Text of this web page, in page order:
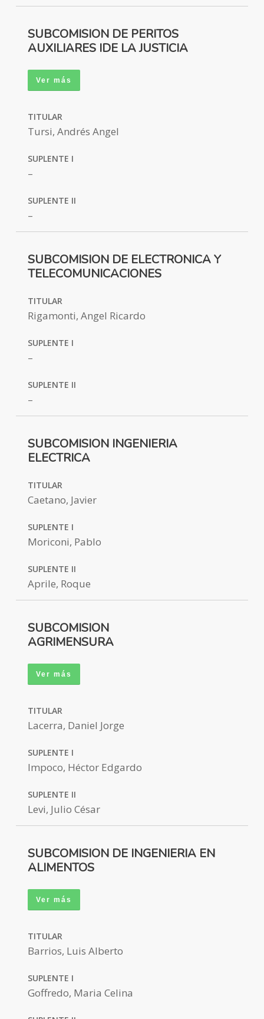
SUBCOMISION DE PERITOS
AUXILIARES IDE LA JUSTICIA
Ver más
TITULAR
Tursi, Andrés Angel
SUPLENTE I
–
SUPLENTE II
–
SUBCOMISION DE ELECTRONICA Y
TELECOMUNICACIONES
TITULAR
Rigamonti, Angel Ricardo
SUPLENTE I
–
SUPLENTE II
–
SUBCOMISION INGENIERIA
ELECTRICA
TITULAR
Caetano, Javier
SUPLENTE I
Moriconi, Pablo
SUPLENTE II
Aprile, Roque
SUBCOMISION
AGRIMENSURA
Ver más
TITULAR
Lacerra, Daniel Jorge
SUPLENTE I
Impoco, Héctor Edgardo
SUPLENTE II
Levi, Julio César
SUBCOMISION DE INGENIERIA EN
ALIMENTOS
Ver más
TITULAR
Barrios, Luis Alberto
SUPLENTE I
Goffredo, Maria Celina